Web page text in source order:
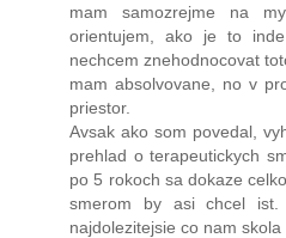
mam samozrejme na
orientujem, ako je to
nechcem znehodnocovat
mam absolvovane, no v
priestor.
Avsak ako som povedal,
prehlad o terapeutickych
po 5 rokoch sa dokaze
smerom by asi chcel
najdolezitejsie co nam skola